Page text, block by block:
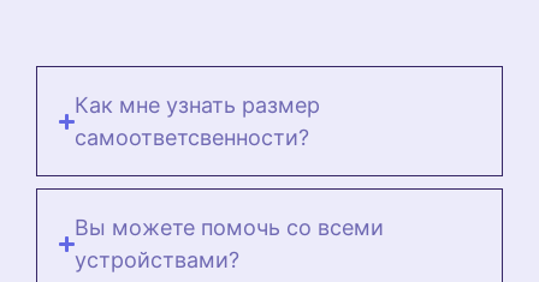
Как мне узнать размер
самоответсвенности?
Вы можете помочь со всеми
устройствами?